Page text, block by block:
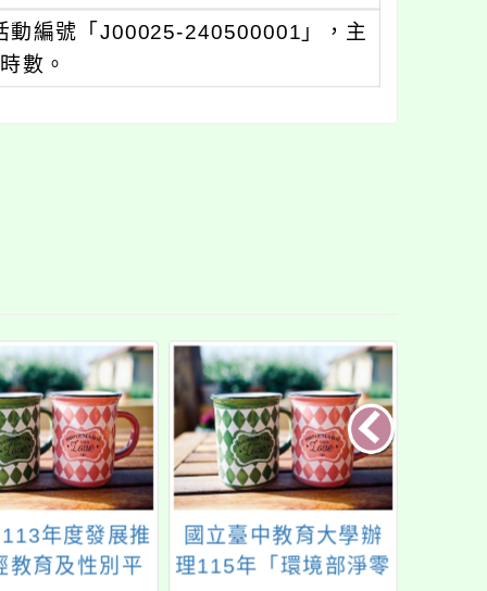
動編號「J00025-240500001」，主
數。
年度發展推
教育及性別平
國立臺中教育大學辦
理115年「環境部淨零